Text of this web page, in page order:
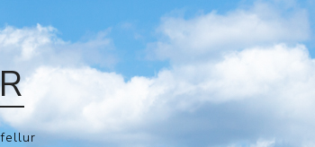
þríhjól
Gönguhjálpartæki
Smáhjálpartæki
Vinnuborð og sérhæfðir
stólar